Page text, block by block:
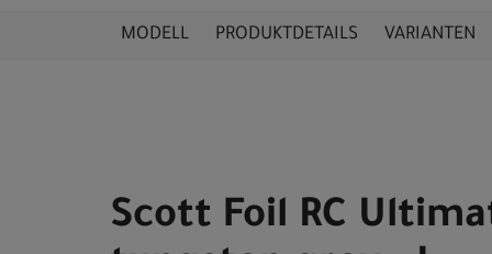
MODELL PRODUKTDETAILS VARIANTEN
Scott Foil RC